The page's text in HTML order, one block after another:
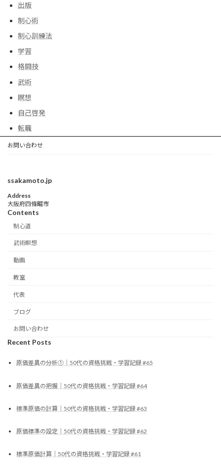
出版
制心術
制心訓練法
学習
格闘技
武術
瞑想
自己啓発
転職
お問い合わせ
ssakamoto.jp
Address
大阪府四條畷市
Contents
制心道
武術瞑想
動画
教室
代表
ブログ
お問い合わせ
Recent Posts
原価差異の分析①｜50代の資格挑戦・学習記録 #65
原価差異の把握｜50代の資格挑戦・学習記録 #64
標準原価の計算｜50代の資格挑戦・学習記録 #63
原価標準の設定｜50代の資格挑戦・学習記録 #62
標準原価計算｜50代の資格挑戦・学習記録 #61